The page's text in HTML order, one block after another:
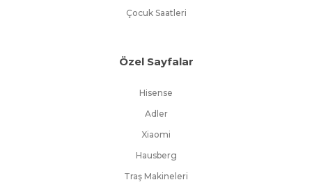
Çocuk Saatleri
Özel Sayfalar
Hisense
Adler
Xiaomi
Hausberg
Traş Makineleri